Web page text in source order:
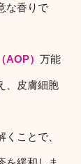
な香りで
AOP） 万能
、皮膚細胞
ことで、